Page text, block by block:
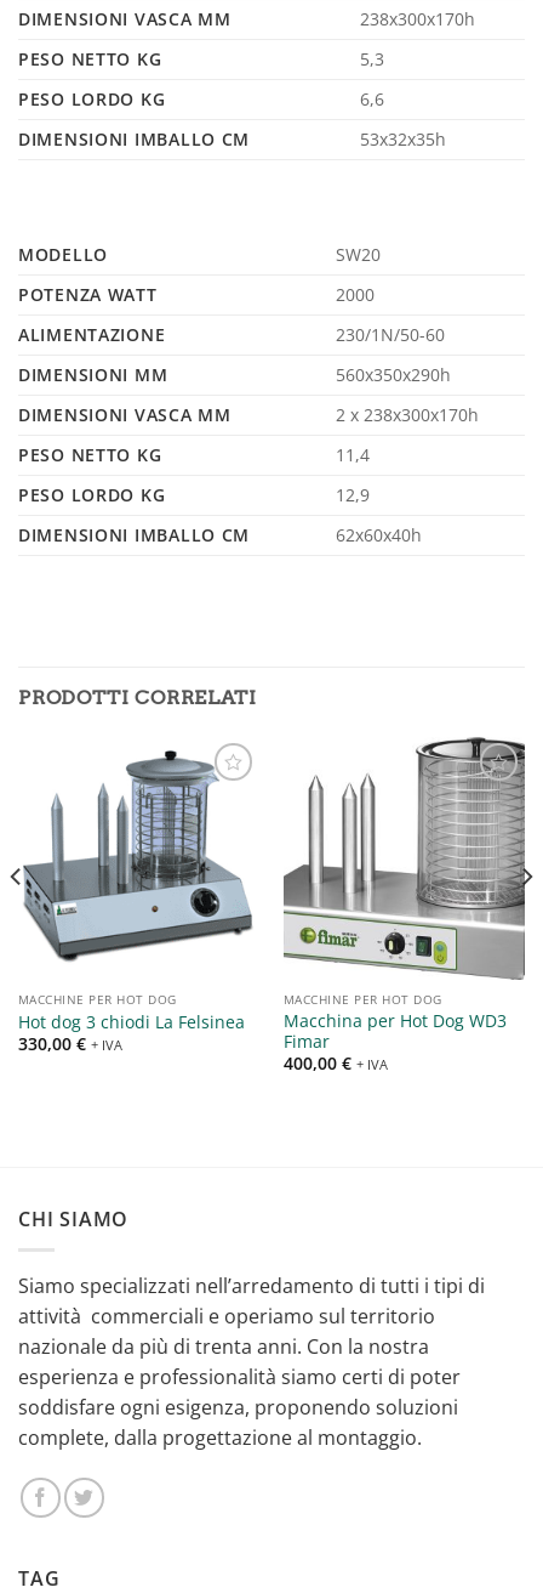
DIMENSIONI VASCA MM
238x300x170h
PESO NETTO KG
5,3
PESO LORDO KG
6,6
DIMENSIONI IMBALLO CM
53x32x35h
MODELLO
SW20
POTENZA WATT
2000
ALIMENTAZIONE
230/1N/50-60
DIMENSIONI MM
560x350x290h
DIMENSIONI VASCA MM
2 x 238x300x170h
PESO NETTO KG
11,4
PESO LORDO KG
12,9
DIMENSIONI IMBALLO CM
62x60x40h
PRODOTTI CORRELATI
Aggiungi
alla lista
dei
desideri
MACCHINE PER HOT DOG
Hot dog 3 chiodi La Felsinea
330,00 € + IVA
Aggiungi
alla lista
dei
desideri
MACCHINE PER HOT DOG
Macchina per Hot Dog WD3
Fimar
400,00 € + IVA
CHI SIAMO
Siamo specializzati nell’arredamento di tutti i tipi di
attività commerciali e operiamo sul territorio
nazionale da più di trenta anni. Con la nostra
esperienza e professionalità siamo certi di poter
soddisfare ogni esigenza, proponendo soluzioni
complete, dalla progettazione al montaggio.
TAG